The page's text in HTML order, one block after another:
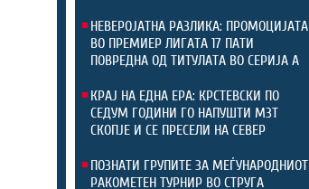
НЕВЕРОЈАТНА РАЗЛИКА: ПРОМОЦИЈАТА
ВО ПРЕМИЕР ЛИГАТА 17 ПАТИ
ПОВРЕДНА ОД ТИТУЛАТА ВО СЕРИЈА А
КРАЈ НА ЕДНА ЕРА: КРСТЕВСКИ ПО
СЕДУМ ГОДИНИ ГО НАПУШТИ МЗТ
СКОПЈЕ И СЕ ПРЕСЕЛИ НА СЕВЕР
ПОЗНАТИ ГРУПИТЕ ЗА МЕЃУНАРОДНИОТ
РАКОМЕТЕН ТУРНИР ВО СТРУГА